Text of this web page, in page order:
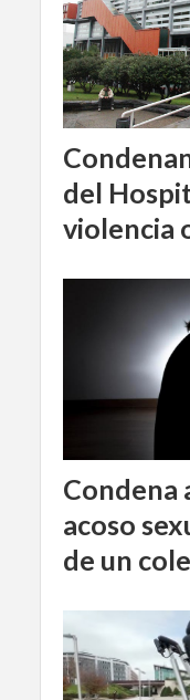
del
violencia
Condena
acoso
de un